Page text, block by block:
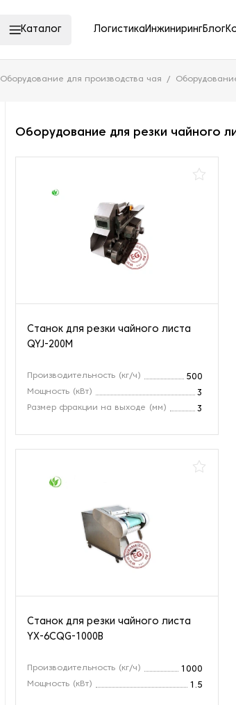
Каталог Логистика ИнжинирингБлог
Оборудование для производства чая
Оборудование для резки чайного
Станок для резки чайного листа
QYJ-200M
Производительность (кг/ч)
500
Мощность (кВт)
3
Размер фракции на выходе (мм)
3
Станок для резки чайного листа
YX-6CQG-1000B
Производительность (кг/ч)
1000
Мощность (кВт)
1.5